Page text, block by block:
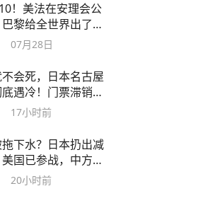
！美法在安理会公
黎给全世界出了一
07月28日
会死，日本名古屋
遇冷！门票滞销不
17小时前
下水？日本扔出减
国已参战，中方不
20小时前